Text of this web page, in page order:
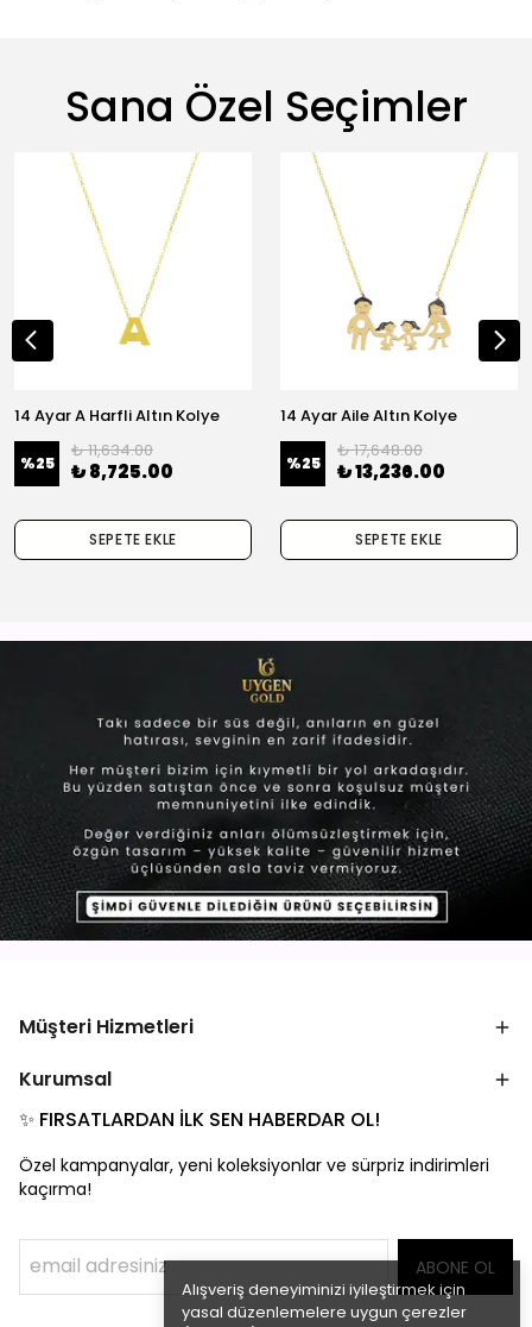
Alışveriş deneyiminizi iyileştirmek için
yasal düzenlemelere uygun çerezler
Sana Özel Seçimler
14 Ayar A Harfli Altın Kolye
%25
₺ 11,634.00
₺ 8,725.00
SEPETE EKLE
14 Ayar Aile Altın Kolye
%25
₺ 17,648.00
₺ 13,236.00
SEPETE EKLE
Müşteri Hizmetleri
Kurumsal
✨ FIRSATLARDAN İLK SEN HABERDAR OL!
Özel kampanyalar, yeni koleksiyonlar ve sürpriz indirimleri
kaçırma!
ABONE OL